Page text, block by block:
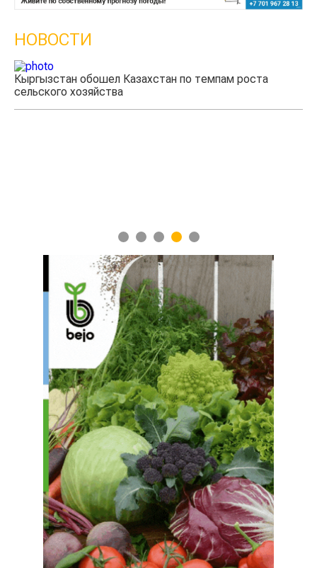
НОВОСТИ
Кыргызстан обошел Казахстан по темпам роста
сельского хозяйства
1 2 3 4 5